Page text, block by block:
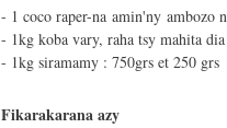
- 1 coco raper-na amin'ny ambozo
- 1kg koba vary, raha tsy mahita
- 1kg siramamy : 750grs et 250 grs
Fikarakarana azy